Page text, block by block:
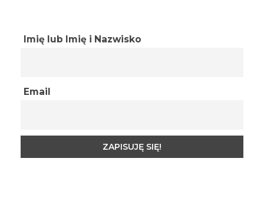
Imię lub Imię i Nazwisko
Email